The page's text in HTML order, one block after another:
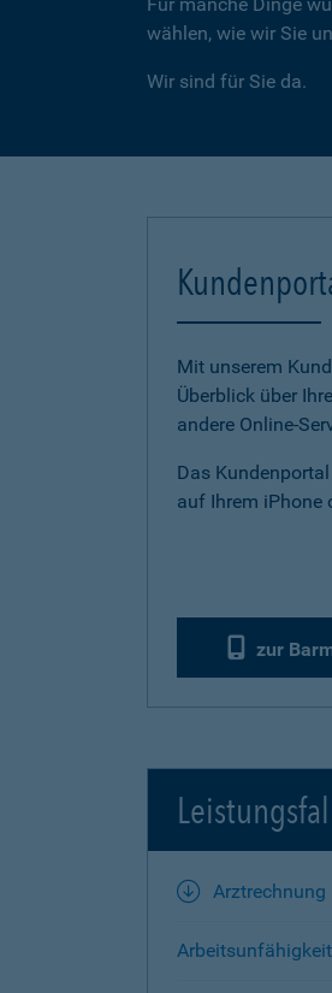
wählen, wie wir Sie
Wir sind für Sie da.
Mit unserem
Überblick über
andere Online-
Das
auf Ihrem iPhone
zur
Arbeitsunfähigkeit